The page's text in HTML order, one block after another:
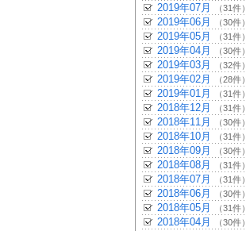
2019年07月 （31件）
2019年06月 （30件）
2019年05月 （31件）
2019年04月 （30件）
2019年03月 （32件）
2019年02月 （28件）
2019年01月 （31件）
2018年12月 （31件）
2018年11月 （30件）
2018年10月 （31件）
2018年09月 （30件）
2018年08月 （31件）
2018年07月 （31件）
2018年06月 （30件）
2018年05月 （31件）
2018年04月 （30件）